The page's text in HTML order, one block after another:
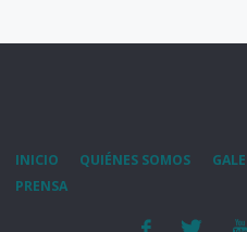
INICIO QUIÉNES SOMOS
PRENSA